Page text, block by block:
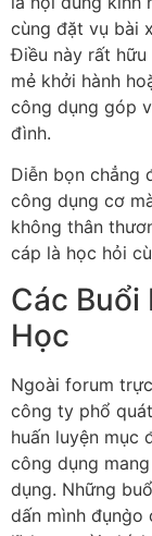
cùng đặt vụ bài
Điều này rất hữu
mẻ khởi hành
công dụng góp
đình.
Diễn bọn chẳng
công dụng cơ
không thân
cáp là học hỏi
Các Buổi
Học
Ngoài forum
công ty phổ
huấn luyện mục
công dụng
dụng. Những
dấn mình đụng̀o